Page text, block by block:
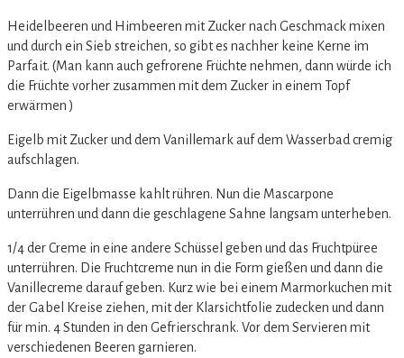
Heidelbeeren und Himbeeren mit Zucker nach Geschmack mixen
und durch ein Sieb streichen, so gibt es nachher keine Kerne im
Parfait. (Man kann auch gefrorene Früchte nehmen, dann würde ich
die Früchte vorher zusammen mit dem Zucker in einem Topf
erwärmen )
Eigelb mit Zucker und dem Vanillemark auf dem Wasserbad cremig
aufschlagen.
Dann die Eigelbmasse kahlt rühren. Nun die Mascarpone
unterrühren und dann die geschlagene Sahne langsam unterheben.
1/4 der Creme in eine andere Schüssel geben und das Fruchtpüree
unterrühren. Die Fruchtcreme nun in die Form gießen und dann die
Vanillecreme darauf geben. Kurz wie bei einem Marmorkuchen mit
der Gabel Kreise ziehen, mit der Klarsichtfolie zudecken und dann
für min. 4 Stunden in den Gefrierschrank. Vor dem Servieren mit
verschiedenen Beeren garnieren.